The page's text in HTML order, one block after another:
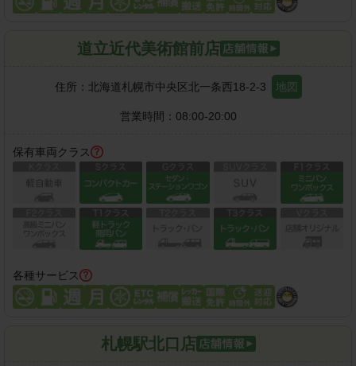
道立近代美術館前店
住所： 北海道札幌市中央区北一条西18-2-3 地図
営業時間： 08:00-20:00
保有車両クラス
各種サービス
札幌駅北口店